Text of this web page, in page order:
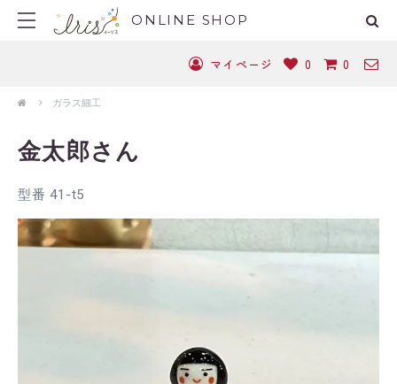
ONLINE SHOP
マイページ 0 0
ガラス細工
金太郎さん
型番 41-t5